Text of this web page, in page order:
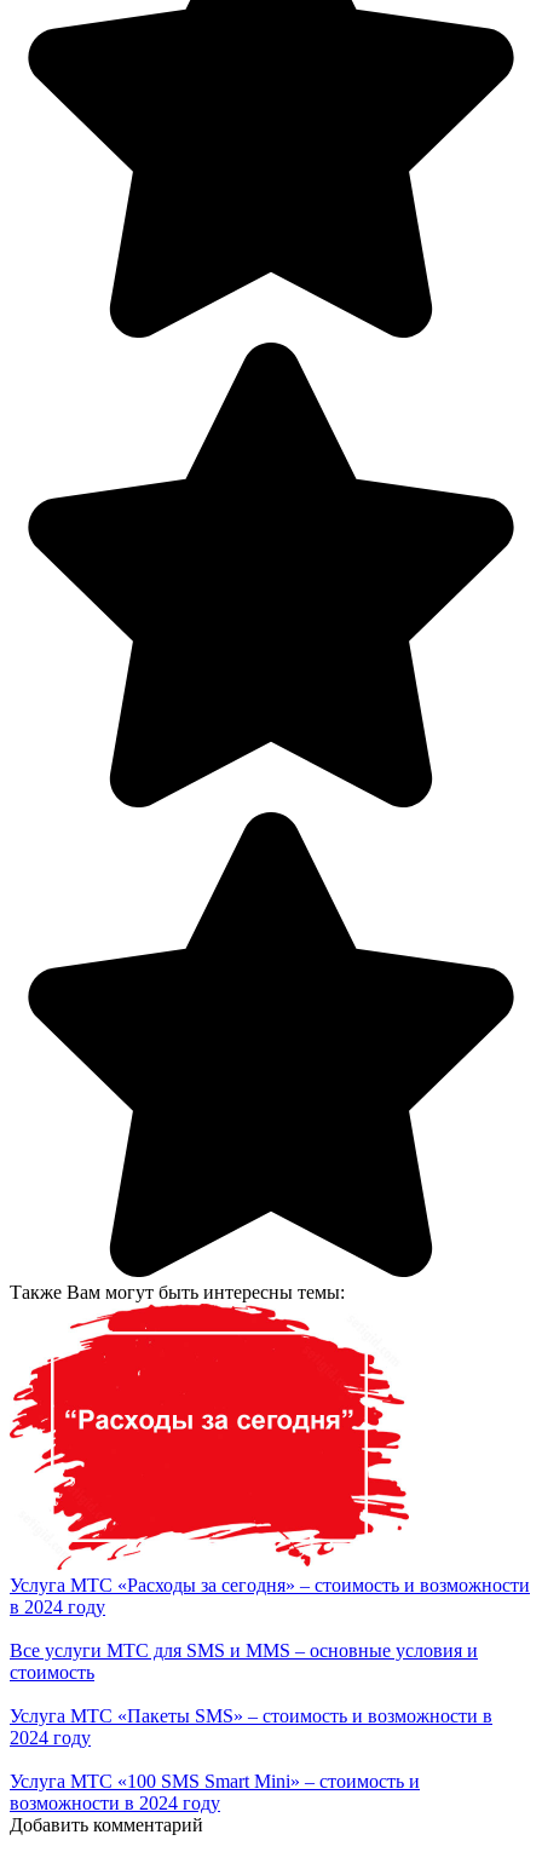
Также Вам могут быть интересны темы:
Услуга МТС «Расходы за сегодня» – стоимость и возможности
в 2024 году
Все услуги МТС для SMS и MMS – основные условия и
стоимость
Услуга МТС «Пакеты SMS» – стоимость и возможности в
2024 году
Услуга МТС «100 SMS Smart Mini» – стоимость и
возможности в 2024 году
Добавить комментарий